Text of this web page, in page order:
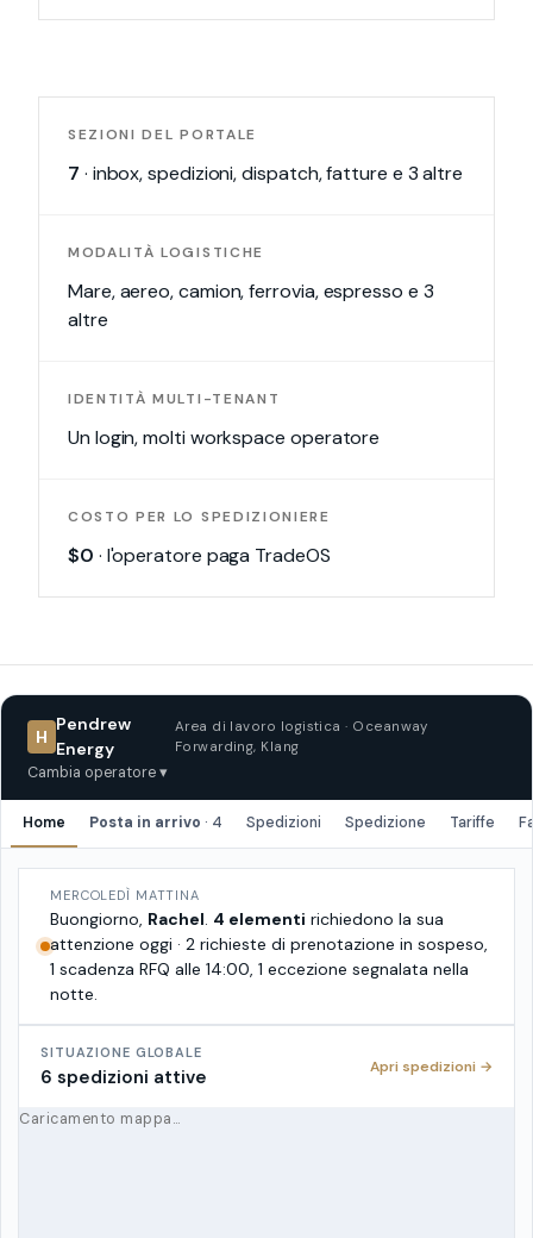
SEZIONI DEL PORTALE
7 · inbox, spedizioni, dispatch, fatture e 3 altre
MODALITÀ LOGISTICHE
Mare, aereo, camion, ferrovia, espresso e 3
altre
IDENTITÀ MULTI-TENANT
Un login, molti workspace operatore
COSTO PER LO SPEDIZIONIERE
$0 · l'operatore paga TradeOS
H
Pendrew
Energy
Area di lavoro logistica · Oceanway
Forwarding, Klang
Cambia operatore ▾
Home Posta in arrivo · 4 Spedizioni Spedizione Tariffe
MERCOLEDÌ MATTINA
Buongiorno, Rachel. 4 elementi richiedono la sua
attenzione oggi · 2 richieste di prenotazione in sospeso,
1 scadenza RFQ alle 14:00, 1 eccezione segnalata nella
notte.
SITUAZIONE GLOBALE
6 spedizioni attive Apri spedizioni →
Caricamento mappa…